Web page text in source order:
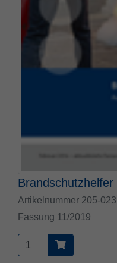
Brandschutzhelfer
Artikelnummer 205-
Fassung 11/2019